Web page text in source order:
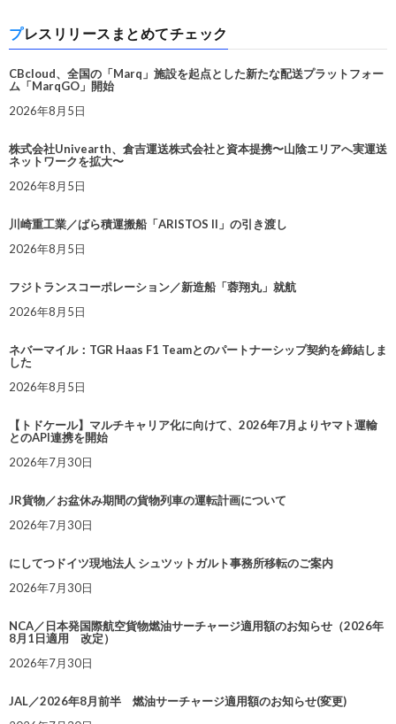
プレスリリースまとめてチェック
CBcloud、全国の「Marq」施設を起点とした新たな配送プラットフォー
ム「MarqGO」開始
2026年8月5日
株式会社Univearth、倉吉運送株式会社と資本提携〜山陰エリアへ実運送
ネットワークを拡大〜
2026年8月5日
川崎重工業／ばら積運搬船「ARISTOS II」の引き渡し
2026年8月5日
フジトランスコーポレーション／新造船「蓉翔丸」就航
2026年8月5日
ネバーマイル：TGR Haas F1 Teamとのパートナーシップ契約を締結しま
した
2026年8月5日
【トドケール】マルチキャリア化に向けて、2026年7月よりヤマト運輸
とのAPI連携を開始
2026年7月30日
JR貨物／お盆休み期間の貨物列車の運転計画について
2026年7月30日
にしてつドイツ現地法人 シュツットガルト事務所移転のご案内
2026年7月30日
NCA／日本発国際航空貨物燃油サーチャージ適用額のお知らせ（2026年
8月1日適用 改定）
2026年7月30日
JAL／2026年8月前半 燃油サーチャージ適用額のお知らせ(変更)